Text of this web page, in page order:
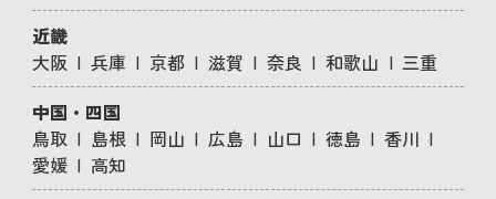
近畿
大阪
兵庫 京都 滋賀 奈良 和歌山
三重
中国・四国
鳥取
島根 岡山 広島 山口 徳島
香川
愛媛
高知